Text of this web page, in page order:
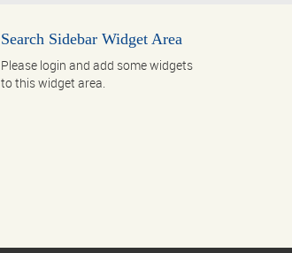
Search Sidebar Widget Area
Please login and add some widgets
to this widget area.